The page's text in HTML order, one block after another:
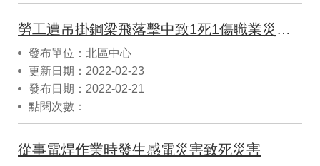
勞工遭吊掛鋼梁飛落擊中致1死1傷職業災害案
發布單位：北區中心
更新日期：2022-02-23
發布日期：2022-02-21
點閱次數：
從事電焊作業時發生感電災害致死災害